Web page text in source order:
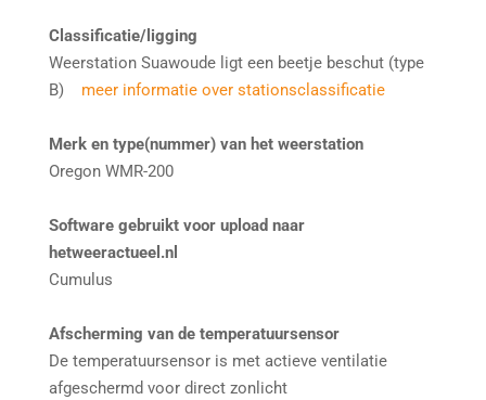
Classificatie/ligging
Weerstation Suawoude ligt een beetje beschut (type
B) meer informatie over stationsclassificatie
Merk en type(nummer) van het weerstation
Oregon WMR-200
Software gebruikt voor upload naar
hetweeractueel.nl
Cumulus
Afscherming van de temperatuursensor
De temperatuursensor is met actieve ventilatie
afgeschermd voor direct zonlicht